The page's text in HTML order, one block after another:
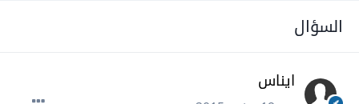
السؤال
ايناس